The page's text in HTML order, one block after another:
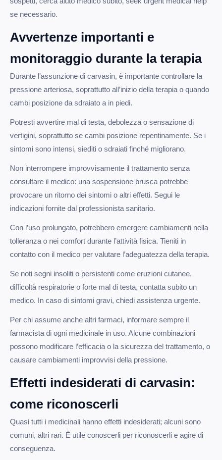
se necessario.
Avvertenze importanti e
monitoraggio durante la terapia
Durante l’assunzione di carvasin, è importante controllare la
pressione arteriosa, soprattutto all’inizio della terapia o quando
cambi posizione da sdraiato a in piedi.
Potresti avvertire mal di testa, debolezza o sensazione di
vertigini, soprattutto se cambi posizione repentinamente. Se i
sintomi sono intensi, siediti o sdraiati finché migliorano.
Non interrompere improvvisamente il trattamento senza
consultare il medico: una sospensione brusca potrebbe
provocare un ritorno dei sintomi o altri effetti. Segui le
indicazioni fornite dal professionista sanitario.
Con l’uso prolungato, potrebbero emergere cambiamenti nella
tolleranza o nei comfort durante l’attività fisica. Tieniti in
contatto con il medico per valutare l’adeguatezza della terapia.
Se noti segni insoliti o persistenti come eruzioni cutanee,
difficoltà respiratorie o forte mal di testa, contatta subito un
medico. In caso di sintomi gravi, chiedi assistenza urgente.
Per chi assume anche altri farmaci, informare sempre il
farmacista di ogni medicinale in uso. Alcune combinazioni
possono modificare l’efficacia o la sicurezza del trattamento, o
causare cambiamenti improvvisi della pressione.
Effetti indesiderati di carvasin:
come riconoscerli
Quasi tutti i medicinali hanno effetti indesiderati; alcuni sono
comuni, altri rari. È utile conoscerli per riconoscerli e agire di
conseguenza.